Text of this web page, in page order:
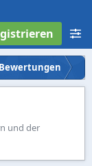
und der